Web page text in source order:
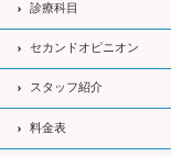
診療科目
セカンドオピニオン
スタッフ紹介
料金表